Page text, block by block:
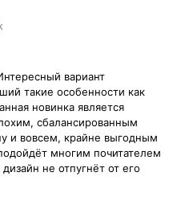
вариант
такие особенности как
новинка является
сбалансированным
и вовсем, крайне выгодным
многим почитателем
не отпугнёт от его